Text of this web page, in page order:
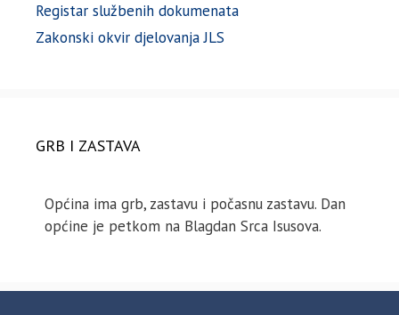
Registar službenih dokumenata
Zakonski okvir djelovanja JLS
GRB I ZASTAVA
Općina ima grb, zastavu i počasnu zastavu. Dan
općine je petkom na Blagdan Srca Isusova.